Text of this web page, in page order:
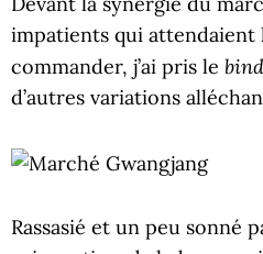
impatients qui
commander, j’ai pris le
d’autres variations
Rassasié et un peu sonné